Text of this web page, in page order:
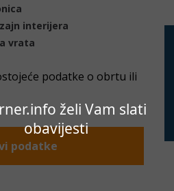
želi Vam slati
obavijesti
interijera
vrata
podatke o obrtu ili
podatke